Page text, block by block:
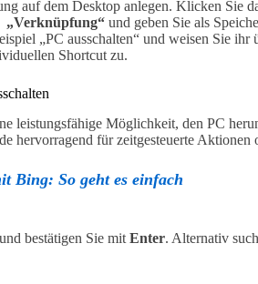
auf dem Desktop anlegen. Klicken Sie
„Verknüpfung“ und geben Sie als
„PC ausschalten“ und weisen Sie ihr
Shortcut zu.
leistungsfähige Möglichkeit, den PC
hervorragend für zeitgesteuerte Aktionen
Bing: So geht es einfach
bestätigen Sie mit Enter. Alternativ